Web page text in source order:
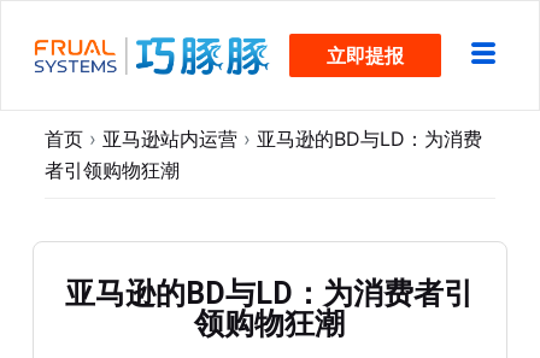
过
立即提报
首页 › 亚马逊站内运营 › 亚马逊的BD与LD：为消费
者引领购物狂潮
亚马逊的BD与LD：为消费者引
领购物狂潮